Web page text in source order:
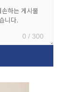
0 / 300